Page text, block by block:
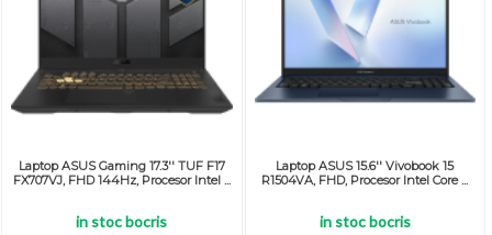
Laptop ASUS Gaming 17.3'' TUF F17
FX707VJ, FHD 144Hz, Procesor Intel ...
in stoc bocris
Laptop ASUS 15.6'' Vivobook 15
R1504VA, FHD, Procesor Intel Core ...
in stoc bocris